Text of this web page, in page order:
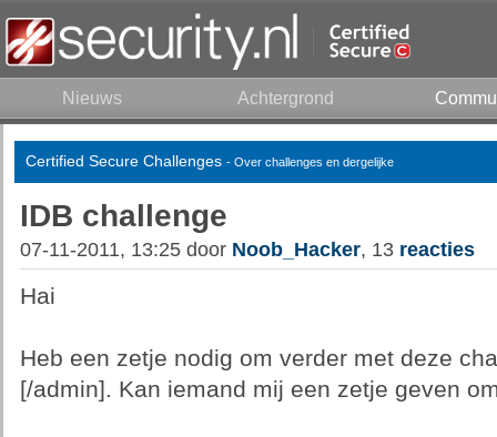
Nieuws Achtergrond
Certified Secure Challenges - Over challenges en dergelijke
IDB challenge
07-11-2011, 13:25 door Noob_Hacker, 13 reacties
Hai
Heb een zetje nodig om verder met deze
[/admin]. Kan iemand mij een zetje geven